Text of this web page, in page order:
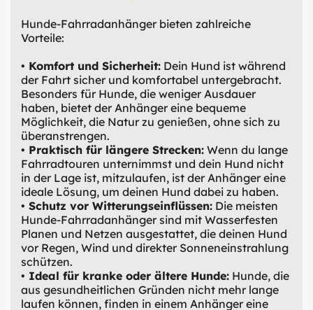
Hunde-Fahrradanhänger bieten zahlreiche
Vorteile:
• Komfort und Sicherheit: Dein Hund ist während
der Fahrt sicher und komfortabel untergebracht.
Besonders für Hunde, die weniger Ausdauer
haben, bietet der Anhänger eine bequeme
Möglichkeit, die Natur zu genießen, ohne sich zu
überanstrengen.
• Praktisch für längere Strecken: Wenn du lange
Fahrradtouren unternimmst und dein Hund nicht
in der Lage ist, mitzulaufen, ist der Anhänger eine
ideale Lösung, um deinen Hund dabei zu haben.
• Schutz vor Witterungseinflüssen: Die meisten
Hunde-Fahrradanhänger sind mit Wasserfesten
Planen und Netzen ausgestattet, die deinen Hund
vor Regen, Wind und direkter Sonneneinstrahlung
schützen.
• Ideal für kranke oder ältere Hunde: Hunde, die
aus gesundheitlichen Gründen nicht mehr lange
laufen können, finden in einem Anhänger eine